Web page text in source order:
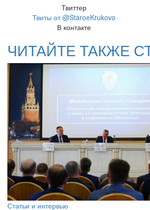
Твиттер
Твиты от @StaroeKrukovo
В контакте
ЧИТАЙТЕ ТАКЖЕ
Статьи и интервью